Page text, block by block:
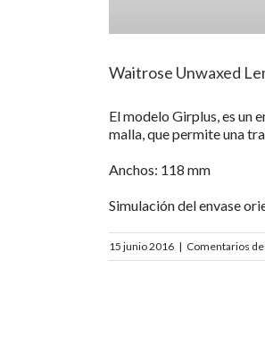
Waitrose Unwaxed
El modelo Girplus, es un
malla, que permite una
Anchos: 118 mm
Simulación del envase
15 junio 2016 | Comentarios